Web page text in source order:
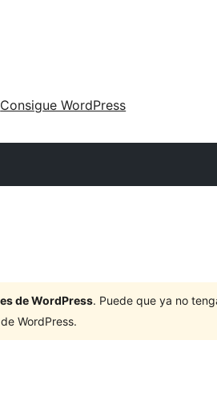
Consigue WordPress
de WordPress. Puede que ya no
WordPress.